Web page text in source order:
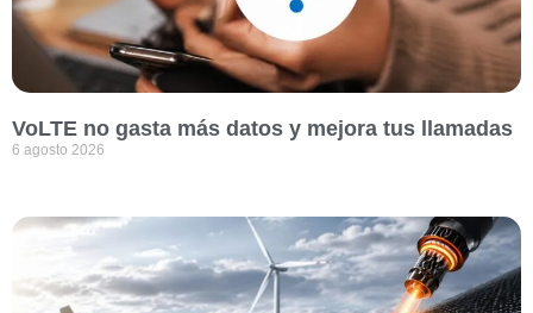
VoLTE no gasta más datos y mejora tus llamadas
6 agosto 2026